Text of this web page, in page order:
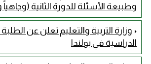
وطبيعة الأسئلة للدورة الثانية (وجاهياً
وزارة التربية والتعليم تعلن عن
الدراسية في بولندا